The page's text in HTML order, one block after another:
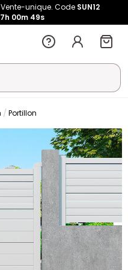
unique. Code SUN12
00m 49s
Portillon